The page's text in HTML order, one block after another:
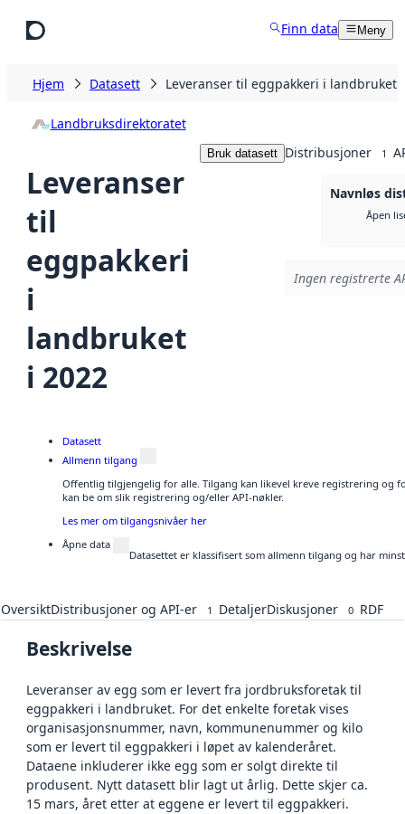
Finn data Meny
Hjem Datasett Leveranser til eggpakkeri i landbruket
Landbruksdirektoratet
Leveranser
til
eggpakkeri
i
landbruket
i 2022
Bruk datasett Distribusjoner 1
Navnløs
Åpen
Ingen registrerte
Datasett
Allmenn tilgang
Offentlig tilgjengelig for alle. Tilgang kan likevel kreve registrering og
kan be om slik registrering og/eller API-nøkler.
Les mer om tilgangsnivåer her
Åpne data
Datasettet er klassifisert som allmenn tilgang og har
OversiktDistribusjoner og API-er 1 DetaljerDiskusjoner 0 RDF
Beskrivelse
Leveranser av egg som er levert fra jordbruksforetak til
eggpakkeri i landbruket. For det enkelte foretak vises
organisasjonsnummer, navn, kommunenummer og kilo
som er levert til eggpakkeri i løpet av kalenderåret.
Dataene inkluderer ikke egg som er solgt direkte til
produsent. Nytt datasett blir lagt ut årlig. Dette skjer ca.
15 mars, året etter at eggene er levert til eggpakkeri.